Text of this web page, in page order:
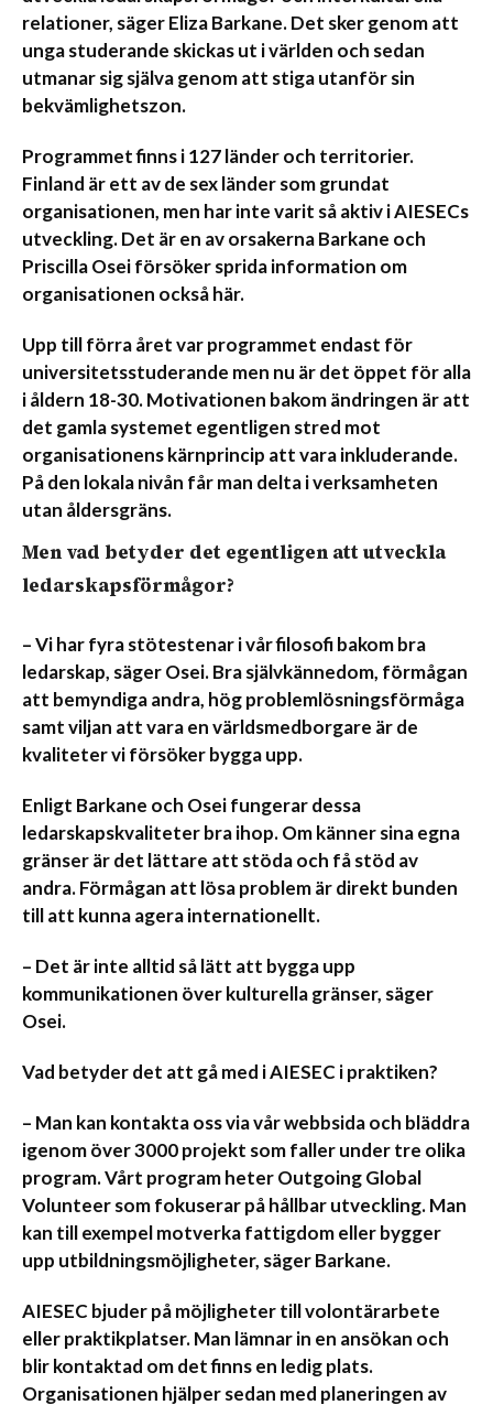
relationer, sägerEliza Barkane. Det sker genom att
unga studerande skickas ut i världen och sedan
utmanar sig själva genom att stiga utanför sin
bekvämlighetszon.
Programmet finns i 127 länder och territorier.
Finland är ett av de sex länder som grundat
organisationen, men har inte varit så aktiv i AIESECs
utveckling. Det är en av orsakerna Barkane och
Priscilla Oseiförsöker sprida information om
organisationen också här.
Upp till förra året var programmet endast för
universitetsstuderande men nu är det öppet för alla
i åldern 18-30. Motivationen bakom ändringen är att
det gamla systemet egentligen stred mot
organisationens kärnprincip att vara inkluderande.
På den lokala nivån får man delta i verksamheten
utan åldersgräns.
Men vad betyder det egentligen att utveckla
ledarskapsförmågor?
– Vi har fyra stötestenar i vår filosofi bakom bra
ledarskap, säger Osei. Bra självkännedom, förmågan
att bemyndiga andra, hög problemlösningsförmåga
samt viljan att vara en världsmedborgare är de
kvaliteter vi försöker bygga upp.
Enligt Barkane och Osei fungerar dessa
ledarskapskvaliteter bra ihop. Om känner sina egna
gränser är det lättare att stöda och få stöd av
andra. Förmågan att lösa problem är direkt bunden
till att kunna agera internationellt.
– Det är inte alltid så lätt att bygga upp
kommunikationen över kulturella gränser, säger
Osei.
Vad betyder det att gå med i AIESEC i praktiken?
– Man kan kontakta oss via vår webbsida och bläddra
igenom över 3000 projekt som faller under tre olika
program. Vårt program heter Outgoing Global
Volunteer som fokuserar på hållbar utveckling. Man
kan till exempel motverka fattigdom eller bygger
upp utbildningsmöjligheter, säger Barkane.
AIESEC bjuder på möjligheter till volontärarbete
eller praktikplatser. Man lämnar in en ansökan och
blir kontaktad om det finns en ledig plats.
Organisationen hjälper sedan med planeringen av